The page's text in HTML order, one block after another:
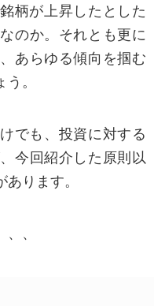
説明のうえ、開示等
たします（当社定の
じかねます）
いただいている電話
連絡にて対応いたし
専用窓口 06-6809-
柄が上昇したとした
のか。それとも更に
あらゆる傾向を掴む
。
でも、投資に対する
今回紹介した原則以
ります。
、